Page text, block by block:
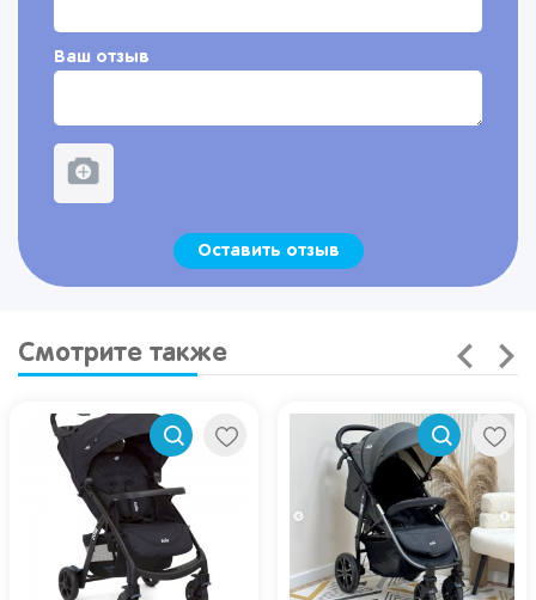
Ваш отзыв
Оставить отзыв
Смотрите также